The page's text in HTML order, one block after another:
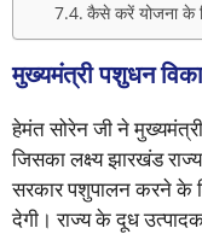
कैसे करें योजना के
मुख्यमंत्री पशुधन
हेमंत सोरेन जी ने
जिसका लक्ष्य झारखंड
सरकार पशुपालन करने के
देगी। राज्य के दूध